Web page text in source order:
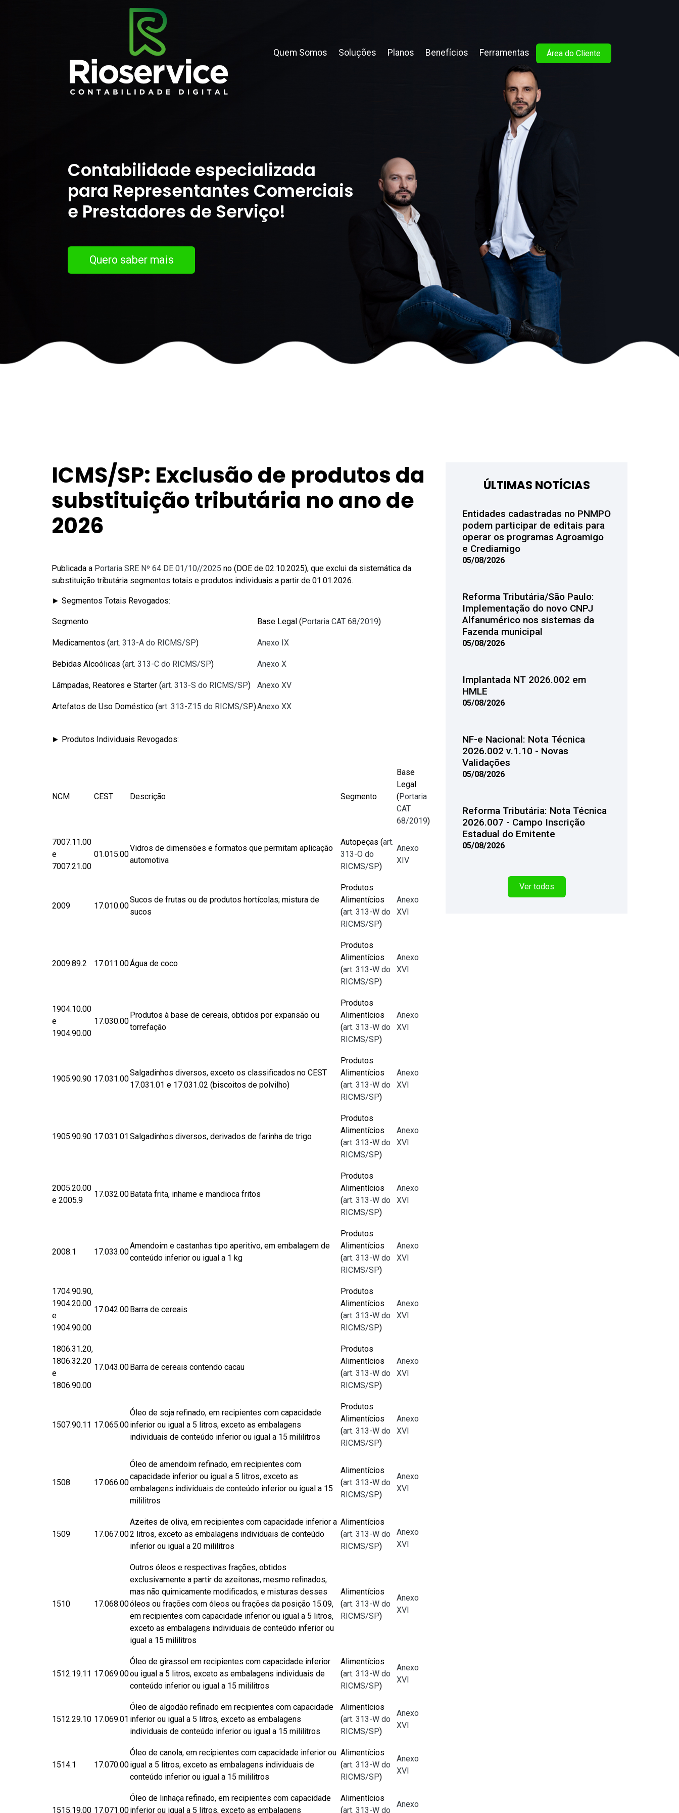
Quem Somos Soluções Planos Benefícios Ferramentas Área do Cliente
Contabilidade especializada
para Representantes Comerciais
e Prestadores de Serviço!
Quero saber mais
ICMS/SP: Exclusão de produtos da
substituição tributária no ano de
2026
Publicada a Portaria SRE Nº 64 DE 01/10//2025 no (DOE de 02.10.2025), que exclui da sistemática da
substituição tributária segmentos totais e produtos individuais a partir de 01.01.2026.
► Segmentos Totais Revogados:
Segmento Base Legal (Portaria CAT 68/2019)
Medicamentos (art. 313-A do RICMS/SP) Anexo IX
Bebidas Alcoólicas (art. 313-C do RICMS/SP) Anexo X
Lâmpadas, Reatores e Starter (art. 313-S do RICMS/SP) Anexo XV
Artefatos de Uso Doméstico (art. 313-Z15 do RICMS/SP)Anexo XX
► Produtos Individuais Revogados:
NCM CEST Descrição Segmento
Base
Legal
(Portaria
CAT
68/2019)
7007.11.00
e
7007.21.00
01.015.00
Vidros de dimensões e formatos que permitam aplicação
automotiva
Autopeças (art.
313-O do
RICMS/SP)
Anexo
XIV
2009 17.010.00
Sucos de frutas ou de produtos hortícolas; mistura de
sucos
Produtos
Alimentícios
(art. 313-W do
RICMS/SP)
Anexo
XVI
​2009.89.2 ​17.0​11.00Água de coco
Produtos
Alimentícios
(art. 313-W do
RICMS/SP)
Anexo
XVI
1904.10.00
e
1904.90.00
17.030.00
Produtos à base de cereais, obtidos por expansão ou
torrefação
Produtos
Alimentícios
(art. 313-W do
RICMS/SP)
Anexo
XVI
​1905.90.90 ​17.031.00
Salgadinhos diversos, exceto os classificados no CEST
17.031.01 e 17.031.02 (biscoitos de polvilho)
Produtos
Alimentícios
(art. 313-W do
RICMS/SP)
Anexo
XVI
1905.90.90 17.031.01 Salgadinhos diversos, derivados de farinha de trigo
Produtos
Alimentícios
(art. 313-W do
RICMS/SP)
Anexo
XVI
2005.20.00
e 2005.9
17.032.00Batata frita, inhame e mandioca fritos
Produtos
Alimentícios
(art. 313-W do
RICMS/SP)
Anexo
XVI
2008.1 17.033.00
Amendoim e castanhas tipo aperitivo, em embalagem de
conteúdo inferior ou igual a 1 kg
Produtos
Alimentícios
(art. 313-W do
RICMS/SP)
Anexo
XVI
1704.90.90,
1904.20.00
e
1904.90.00
17.042.00Barra de cereais
Produtos
Alimentícios
(art. 313-W do
RICMS/SP)
Anexo
XVI
1806.31.20,
1806.32.20
e
1806.90.00
17.043.00Barra de cereais contendo cacau
Produtos
Alimentícios
(art. 313-W do
RICMS/SP)
Anexo
XVI
1507.90.11 17.065.00
Óleo de soja refinado, em recipientes com capacidade
inferior ou igual a 5 litros, exceto as embalagens
individuais de conteúdo inferior ou igual a 15 mililitros
Produtos
Alimentícios
(art. 313-W do
RICMS/SP)
Anexo
XVI
1508 17.066.00
Óleo de amendoim refinado, em recipientes com
capacidade inferior ou igual a 5 litros, exceto as
embalagens individuais de conteúdo inferior ou igual a 15
mililitros
Alimentícios
(art. 313-W do
RICMS/SP)
Anexo
XVI
1509 17.067.00
Azeites de oliva, em recipientes com capacidade inferior a
2 litros, exceto as embalagens individuais de conteúdo
inferior ou igual a 20 mililitros
Alimentícios
(art. 313-W do
RICMS/SP)
Anexo
XVI
1510 ​17.068.00
​Outros óleos e respectivas frações, obtidos
exclusivamente a partir de azeitonas, mesmo refinados,
mas não quimicamente modificados, e misturas desses
óleos ou frações com óleos ou frações da posição 15.09,
em recipientes com capacidade inferior ou igual a 5 litros,
exceto as embalagens individuais de conteúdo inferior ou
igual a 15 mililitros
Alimentícios
(art. 313-W do
RICMS/SP)
Anexo
XVI
1512.19.11 17.069.00
Óleo de girassol em recipientes com capacidade inferior
ou igual a 5 litros, exceto as embalagens individuais de
conteúdo inferior ou igual a 15 mililitros
Alimentícios
(art. 313-W do
RICMS/SP)
Anexo
XVI
1512.29.10 17.069.01
Óleo de algodão refinado em recipientes com capacidade
inferior ou igual a 5 litros, exceto as embalagens
individuais de conteúdo inferior ou igual a 15 mililitros
Alimentícios
(art. 313-W do
RICMS/SP)
Anexo
XVI
1514.1 17.070.00
Óleo de canola, em recipientes com capacidade inferior ou
igual a 5 litros, exceto as embalagens individuais de
conteúdo inferior ou igual a 15 mililitros
Alimentícios
(art. 313-W do
RICMS/SP)
Anexo
XVI
1515.19.00 17.071.00
Óleo de linhaça refinado, em recipientes com capacidade
inferior ou igual a 5 litros, exceto as embalagens
Alimentícios
(art. 313-W do
Anexo
ÚLTIMAS NOTÍCIAS
Entidades cadastradas no PNMPO
podem participar de editais para
operar os programas Agroamigo
e Crediamigo
05/08/2026
Reforma Tributária/São Paulo:
Implementação do novo CNPJ
Alfanumérico nos sistemas da
Fazenda municipal
05/08/2026
Implantada NT 2026.002 em
HMLE
05/08/2026
NF-e Nacional: Nota Técnica
2026.002 v.1.10 - Novas
Validações
05/08/2026
Reforma Tributária: Nota Técnica
2026.007 - Campo Inscrição
Estadual do Emitente
05/08/2026
Ver todos